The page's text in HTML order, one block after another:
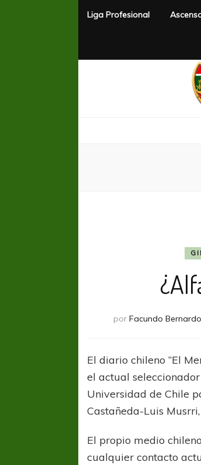
Liga Profesional
por Facundo
El diario chileno “El
el actual
Universidad de Chile
Castañeda-Luis
El propio medio
cualquier contacto